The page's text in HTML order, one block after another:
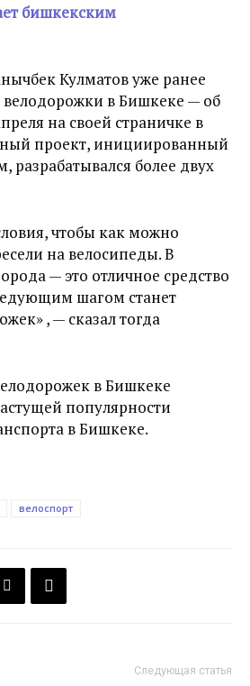
бишкекским
Кулматов уже ранее
велодорожки в Бишкеке — об
на своей страничке в
проект, инициированный
разрабатывался более двух
чтобы как можно
на велосипеды. В
— это отличное средство
шагом станет
, — сказал тогда
в Бишкеке
популярности
в Бишкеке.
велоспорт
Следующая статья